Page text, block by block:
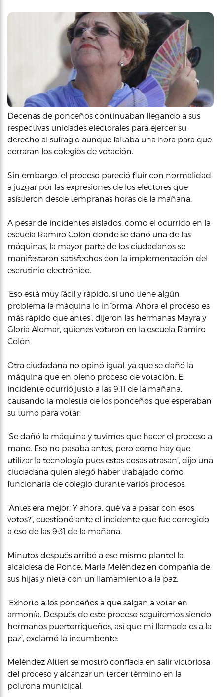
Decenas de ponceños continuaban llegando a sus
respectivas unidades electorales para ejercer su
derecho al sufragio aunque faltaba una hora para que
cerraran los colegios de votación.
Sin embargo, el proceso pareció fluir con normalidad
a juzgar por las expresiones de los electores que
asistieron desde tempranas horas de la mañana.
A pesar de incidentes aislados, como el ocurrido en la
escuela Ramiro Colón donde se dañó una de las
máquinas, la mayor parte de los ciudadanos se
manifestaron satisfechos con la implementación del
escrutinio electrónico.
‘Eso está muy fácil y rápido, si uno tiene algún
problema la máquina lo informa. Ahora el proceso es
más rápido que antes’, dijeron las hermanas Mayra y
Gloria Alomar, quienes votaron en la escuela Ramiro
Colón.
Otra ciudadana no opinó igual, ya que se dañó la
máquina que en pleno proceso de votación. El
incidente ocurrió justo a las 9:11 de la mañana,
causando la molestia de los ponceños que esperaban
su turno para votar.
‘Se dañó la máquina y tuvimos que hacer el proceso a
mano. Eso no pasaba antes, pero como hay que
utilizar la tecnología pues estas cosas atrasan’, dijo una
ciudadana quien alegó haber trabajado como
funcionaria de colegio durante varios procesos.
‘Antes era mejor. Y ahora, qué va a pasar con esos
votos?’, cuestionó ante el incidente que fue corregido
a eso de las 9:31 de la mañana.
Minutos después arribó a ese mismo plantel la
alcaldesa de Ponce, María Meléndez en compañía de
sus hijas y nieta con un llamamiento a la paz.
‘Exhorto a los ponceños a que salgan a votar en
armonía. Después de este proceso seguiremos siendo
hermanos puertorriqueños, así que mi llamado es a la
paz’, exclamó la incumbente.
Meléndez Altieri se mostró confiada en salir victoriosa
del proceso y alcanzar un tercer término en la
poltrona municipal.